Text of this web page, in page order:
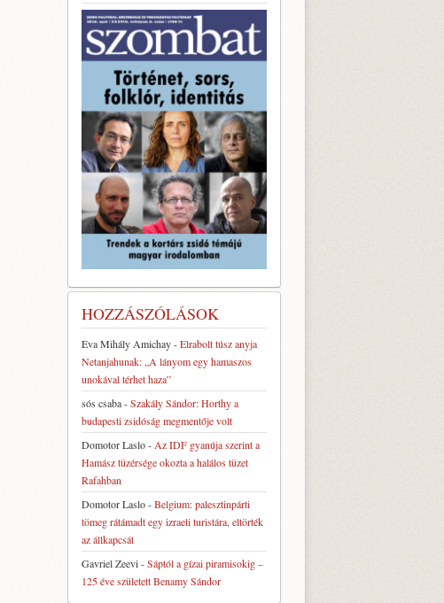
HOZZÁSZÓLÁSOK
Eva Mihály Amichay-Elrabolt túsz anyja
Netanjahunak: „A lányom egy hamaszos
unokával térhet haza”
sós csaba-Szakály Sándor: Horthy a
budapesti zsidóság megmentője volt
Domotor Laslo- Az IDF gyanúja szerint a
Hamász tüzérsége okozta a halálos tüzet
Rafahban
Domotor Laslo-Belgium: palesztinpárti
tömeg rátámadt egy izraeli turistára, eltörték
az állkapcsát
Gavriel Zeevi-Sáptól a gízai piramisokig –
125 éve született Benamy Sándor